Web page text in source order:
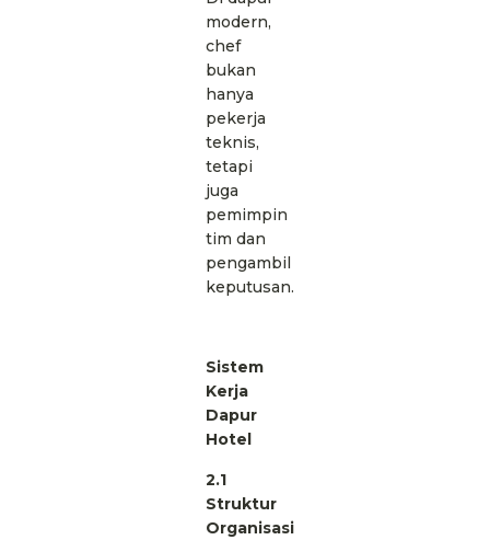
modern,
chef
bukan
hanya
pekerja
teknis,
tetapi
juga
pemimpin
tim dan
pengambil
keputusan.
Sistem
Kerja
Dapur
Hotel
2.1
Struktur
Organisasi